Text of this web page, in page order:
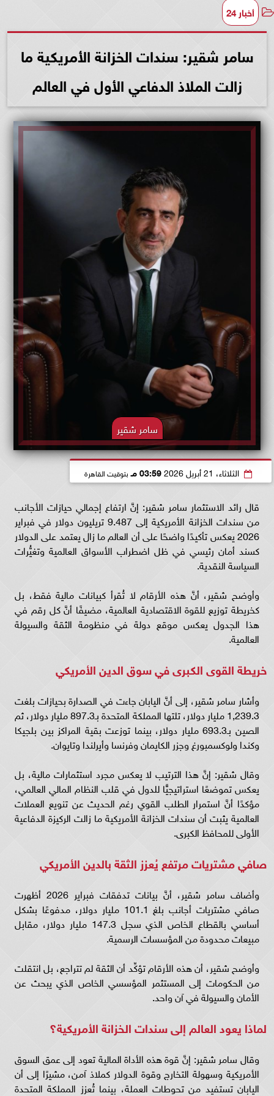
أخبار 24
سامر شقير: سندات الخزانة الأمريكية ما
زالت الملاذ الدفاعي الأول في العالم
سامر شقير
الثلاثاء، 21 أبريل 2026 03:59 مـ بتوقيت القاهرة
قال رائد الاستثمار سامر شقير: إنَّ ارتفاع إجمالي حيازات الأجانب
من سندات الخزانة الأمريكية إلى 9.487 تريليون دولار في فبراير
2026 يعكس تأكيدًا واضحًا على أن العالم ما زال يعتمد على الدولار
كسند أمان رئيسي في ظل اضطراب الأسواق العالمية وتغيُّرات
السياسة النقدية.
وأوضح شقير، أنَّ هذه الأرقام لا تُقرأ كبيانات مالية فقط، بل
كخريطة توزيع للقوة الاقتصادية العالمية، مضيفًا أنَّ كل رقم في
هذا الجدول يعكس موقع دولة في منظومة الثقة والسيولة
العالمية.
خريطة القوى الكبرى في سوق الدين الأمريكي
وأشار سامر شقير، إلى أنَّ اليابان جاءت في الصدارة بحيازات بلغت
1,239.3 مليار دولار، تلتها المملكة المتحدة بـ897.3 مليار دولار، ثم
الصين بـ693.3 مليار دولار، بينما توزعت بقية المراكز بين بلجيكا
وكندا ولوكسمبورغ وجزر الكايمان وفرنسا وأيرلندا وتايوان.
وقال شقير: إنَّ هذا الترتيب لا يعكس مجرد استثمارات مالية، بل
يعكس تموضعًا استراتيجيًّا للدول في قلب النظام المالي العالمي،
مؤكدًا أنَّ استمرار الطلب القوي رغم الحديث عن تنويع العملات
العالمية يثبت أن سندات الخزانة الأمريكية ما زالت الركيزة الدفاعية
الأولى للمحافظ الكبرى.
صافي مشتريات مرتفع يُعزز الثقة بالدين الأمريكي
وأضاف سامر شقير، أنَّ بيانات تدفقات فبراير 2026 أظهرت
صافي مشتريات أجانب بلغ 101.1 مليار دولار، مدفوعًا بشكل
أساسي بالقطاع الخاص الذي سجل 147.3 مليار دولار، مقابل
مبيعات محدودة من المؤسسات الرسمية.
وأوضح شقير، أن هذه الأرقام تؤكِّد أن الثقة لم تتراجع، بل انتقلت
من الحكومات إلى المستثمر المؤسسي الخاص الذي يبحث عن
الأمان والسيولة في آن واحد.
لماذا يعود العالم إلى سندات الخزانة الأمريكية؟
وقال سامر شقير: إنَّ قوة هذه الأداة المالية تعود إلى عمق السوق
الأمريكية وسهولة التخارج وقوة الدولار كملاذ آمن، مشيرًا إلى أن
اليابان تستفيد من تحوطات العملة، بينما تُعزز المملكة المتحدة